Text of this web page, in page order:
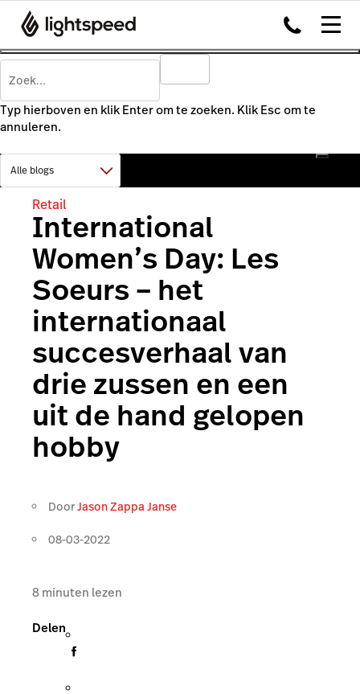
Typ hierboven en klik Enter om te zoeken. Klik Esc om te
annuleren.
Retail
International
Women’s Day: Les
Soeurs – het
internationaal
succesverhaal van
drie zussen en een
uit de hand gelopen
hobby
DoorJason Zappa Janse
08-03-2022
8minuten lezen
Delen